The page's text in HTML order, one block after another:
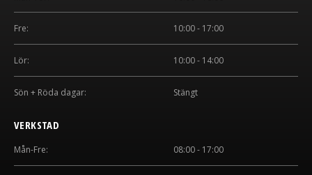
Fre: 10:00 - 17:00
Lör: 10:00 - 14:00
Sön + Röda dagar: Stängt
VERKSTAD
Mån-Fre: 08:00 - 17:00